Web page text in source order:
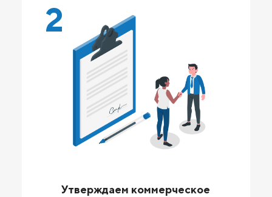
2
Утверждаем коммерческое